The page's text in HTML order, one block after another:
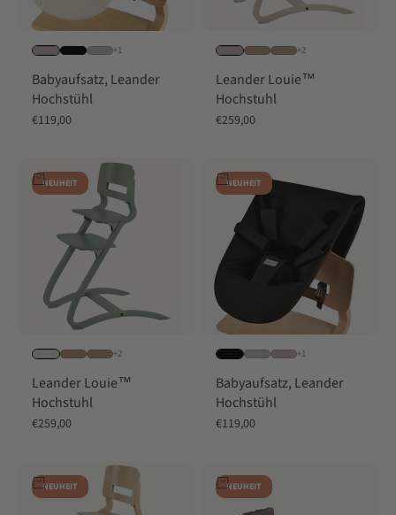
+1
Babyaufsatz, Leander
Hochstühl
Angebot
€119,00
+2
Leander Louie™
Hochstuhl
Angebot
€259,00
NEUHEIT
In den Warenkorb
+2
Leander Louie™
Hochstuhl
Angebot
€259,00
NEUHEIT
In den Warenkorb
+1
Babyaufsatz, Leander
Hochstühl
Angebot
€119,00
NEUHEIT
In den Warenkorb NEUHEIT
In den Warenkorb